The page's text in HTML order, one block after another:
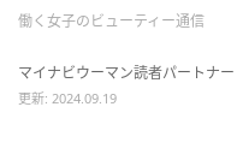
働く女子のビューティー通信
マイナビウーマン読者パートナー
更新: 2024.09.19